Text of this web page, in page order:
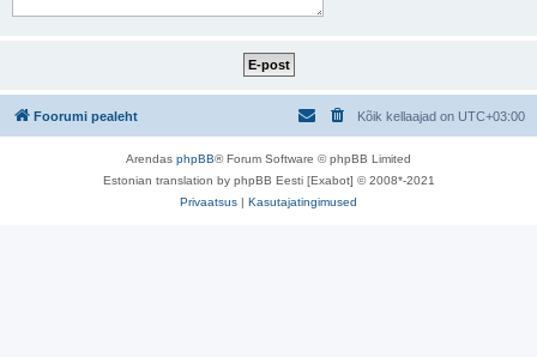
Foorumi pealeht Kõik kellaajad on UTC+03:00
Arendas phpBB® Forum Software © phpBB Limited
Estonian translation by phpBB Eesti [Exabot] © 2008*-2021
Privaatsus | Kasutajatingimused